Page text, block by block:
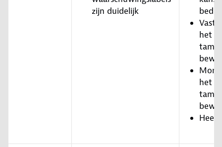
zijn duidelijk
het
het
Heel